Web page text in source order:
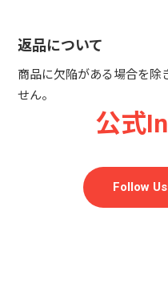
返品について
商品に欠陥がある場合を除
せん。
公式
Follow